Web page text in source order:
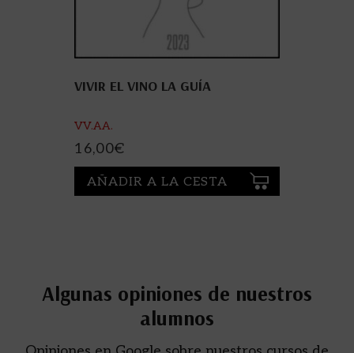
VIVIR EL VINO LA GUÍA
VV.AA.
16,00€
AÑADIR A LA CESTA
Algunas opiniones de nuestros
alumnos